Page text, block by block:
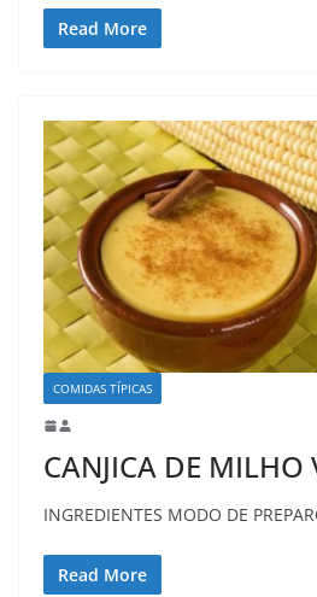
Read More
COMIDAS TÍPICAS
CANJICA DE MILHO
INGREDIENTES MODO DE
Read More